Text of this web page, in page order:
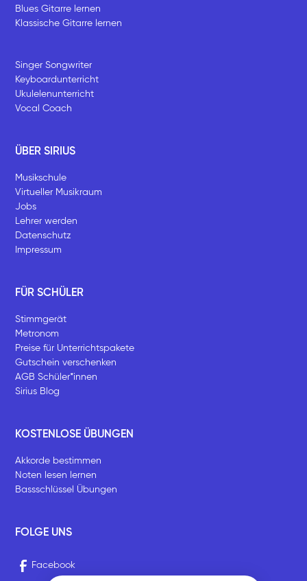
Blues Gitarre lernen
Klassische Gitarre lernen
Singer Songwriter
Keyboardunterricht
Ukulelenunterricht
Vocal Coach
ÜBER SIRIUS
Musikschule
Virtueller Musikraum
Jobs
Lehrer werden
Datenschutz
Impressum
FÜR SCHÜLER
Stimmgerät
Metronom
Preise für Unterrichtspakete
Gutschein verschenken
AGB Schüler*innen
Sirius Blog
KOSTENLOSE ÜBUNGEN
Akkorde bestimmen
Noten lesen lernen
Bassschlüssel Übungen
FOLGE UNS
Facebook